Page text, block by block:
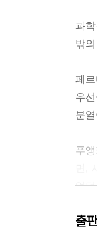
과
밖
페
우
분
푸
었
---
출